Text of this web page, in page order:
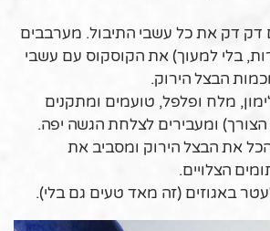
דק דק את כל עשבי התיבול. מערבבים
בלי למעוך) את הקוסקוס עם עשבי
הבצל הירוק.
מלח ופלפל, טועמים ומתקנים
הצורך) ומעבירים לצלחת הגשה יפה.
את הבצל הירוק ומסביב את
הצלויים.
באגוזים (זה מאד טעים גם בלי).